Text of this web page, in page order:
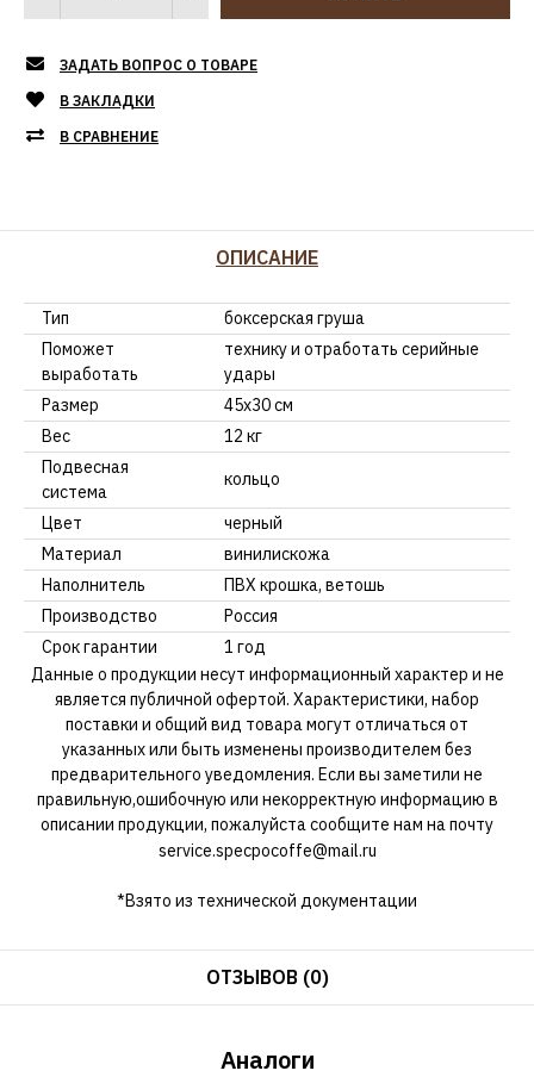
ЗАДАТЬ ВОПРОС О ТОВАРЕ
В ЗАКЛАДКИ
В СРАВНЕНИЕ
ОПИСАНИЕ
Тип
боксерская груша
Поможет
выработать
технику и отработать серийные
удары
Размер
45х30 см
Вес
12 кг
Подвесная
система
кольцо
Цвет
черный
Материал
винилискожа
Наполнитель
ПВХ крошка, ветошь
Производство
Россия
Срок гарантии
1 год
Данные о продукции несут информационный характер и не
является публичной офертой. Характеристики, набор
поставки и общий вид товара могут отличаться от
указанных или быть изменены производителем без
предварительного уведомления. Если вы заметили не
правильную,ошибочную или некорректную информацию в
описании продукции, пожалуйста сообщите нам на почту
service.specpocoffe@mail.ru
*Взято из технической документации
ОТЗЫВОВ (0)
Аналоги